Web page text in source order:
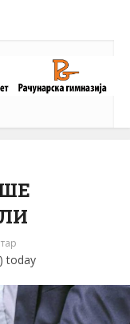
today